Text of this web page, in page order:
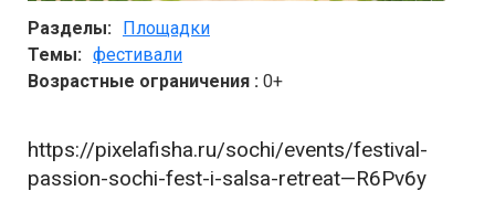
Разделы: Площадки
Темы: фестивали
Возрастные ограничения : 0+
https://pixelafisha.ru/sochi/events/festival-
passion-sochi-fest-i-salsa-retreat—R6Pv6y